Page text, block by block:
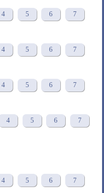
4 5 6 7
4 5 6 7
4 5 6 7
4 5 6 7
4 5 6 7